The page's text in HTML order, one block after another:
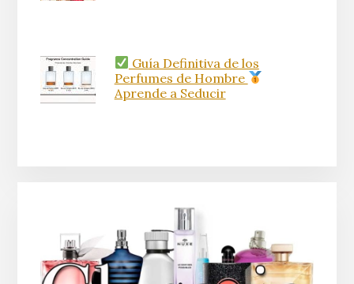
Guía Definitiva de los
Perfumes de Hombre
Aprende a Seducir